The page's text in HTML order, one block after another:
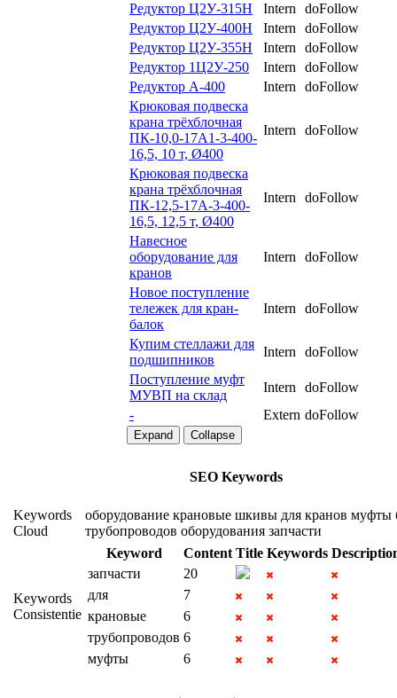
Редуктор Ц2У-315Н
Intern
doFollow
Редуктор Ц2У-400Н
Intern
doFollow
Редуктор Ц2У-355Н
Intern
doFollow
Редуктор 1Ц2У-250
Intern
doFollow
Редуктор А-400
Intern
doFollow
Крюковая подвеска
крана трёхблочная
ПК-10,0-17А1-3-400-
16,5, 10 т, Ø400
Intern doFollow
Крюковая подвеска
крана трёхблочная
ПК-12,5-17А-3-400-
16,5, 12,5 т, Ø400
Intern doFollow
Навесное
оборудование для
кранов
Intern doFollow
Новое поступление
тележек для кран-
балок
Intern doFollow
Купим стеллажи для
подшипников
Intern
doFollow
Поступление муфт
МУВП на склад
Intern
doFollow
-
Extern doFollow
Expand Collapse
SEO Keywords
Keywords
Cloud
оборудование крановые шкивы для кранов муфты
трубопроводов оборудования запчасти
Keywords
Consistentie
Keyword Content Title Keywords
запчасти
20
для
7
крановые
6
трубопроводов 6
муфты
6